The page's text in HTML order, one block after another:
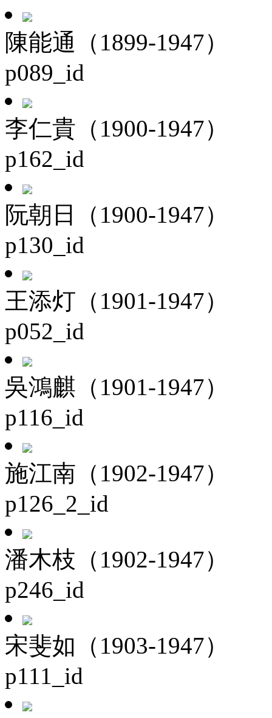
陳能通（1899-1947）
p089_id
李仁貴（1900-1947）
p162_id
阮朝日（1900-1947）
p130_id
王添灯（1901-1947）
p052_id
吳鴻麒（1901-1947）
p116_id
施江南（1902-1947）
p126_2_id
潘木枝（1902-1947）
p246_id
宋斐如（1903-1947）
p111_id